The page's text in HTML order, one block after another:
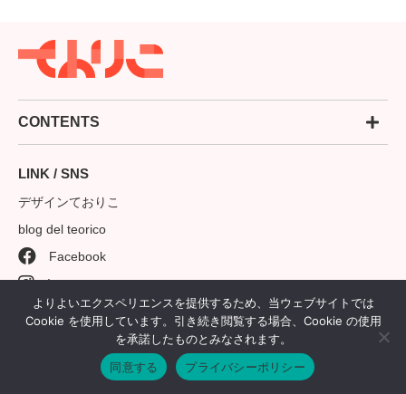
CONTENTS
LINK / SNS
デザインておりこ
blog del teorico
Facebook
Instagram
©2018-2022 株式会社ておりこ
よりよいエクスペリエンスを提供するため、当ウェブサイトでは
Cookie を使用しています。引き続き閲覧する場合、Cookie の使用
を承諾したものとみなされます。
同意する
プライバシーポリシー